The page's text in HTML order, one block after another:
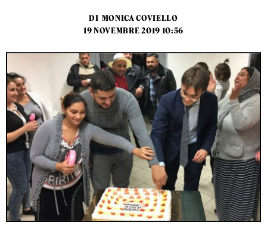
DI MONICA COVIELLO
19 NOVEMBRE 2019 10:56